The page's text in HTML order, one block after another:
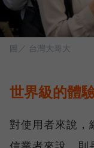
圖／ 台灣大哥大
世界級的體
對使用者來說，